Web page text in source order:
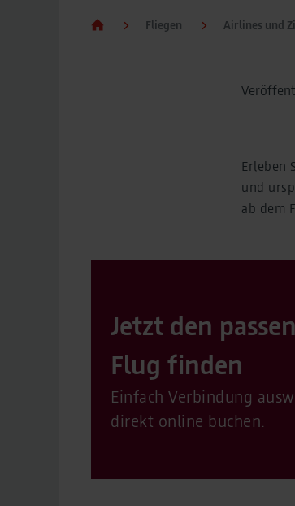
Fliegen Airlines und
Erleben
und
ab dem
Jetzt den
Flug finden
Einfach Verbindung
direkt online buchen.